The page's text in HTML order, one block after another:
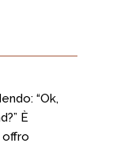
“Ok,
È